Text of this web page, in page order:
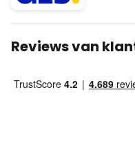
Reviews van